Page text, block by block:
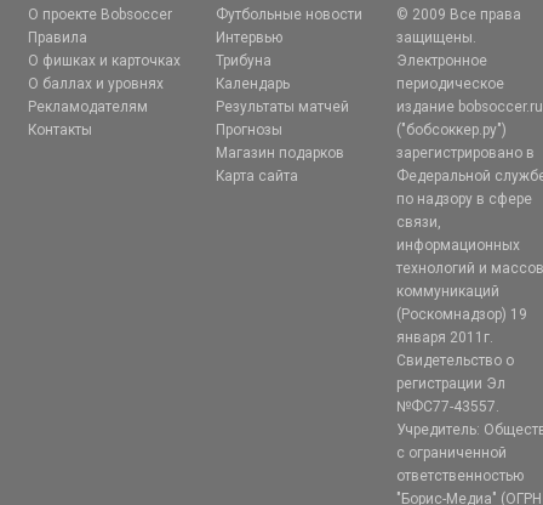
О проекте Bobsoccer
Правила
О фишках и карточках
О баллах и уровнях
Рекламодателям
Контакты
Футбольные новости
Интервью
Трибуна
Календарь
Результаты матчей
Прогнозы
Магазин подарков
Карта сайта
© 2009 Все права
защищены.
Электронное
периодическое
издание bobsoccer.ru
("бобсоккер.ру")
зарегистрировано в
Федеральной
по надзору в сфере
связи,
информационных
технологий и
коммуникаций
(Роскомнадзор) 19
января 2011г.
Свидетельство о
регистрации Эл
№ФС77-43557.
Учредитель:
с ограниченной
ответственностью
"Борис-Медиа" (ОГРН